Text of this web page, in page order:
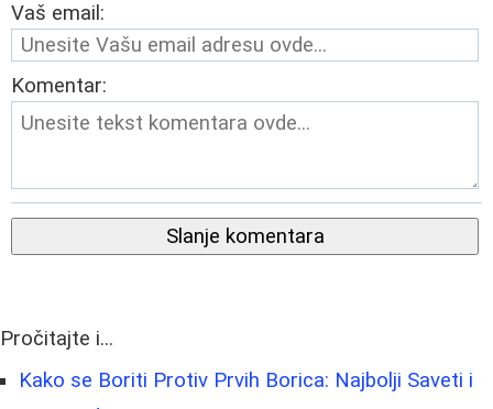
Vaš email:
Komentar:
Slanje komentara
Pročitajte i...
Kako se Boriti Protiv Prvih Borica: Najbolji Saveti i